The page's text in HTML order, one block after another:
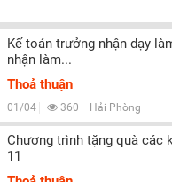
Tất cả
Kế toán trưởng nhận dạy
nhận làm...
Thoả thuận
01/04 360 Hải Phòng
Chương trình tặng quà các
11